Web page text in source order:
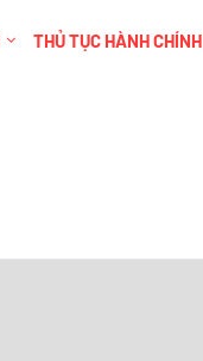
THỦ TỤC HÀNH CHÍNH